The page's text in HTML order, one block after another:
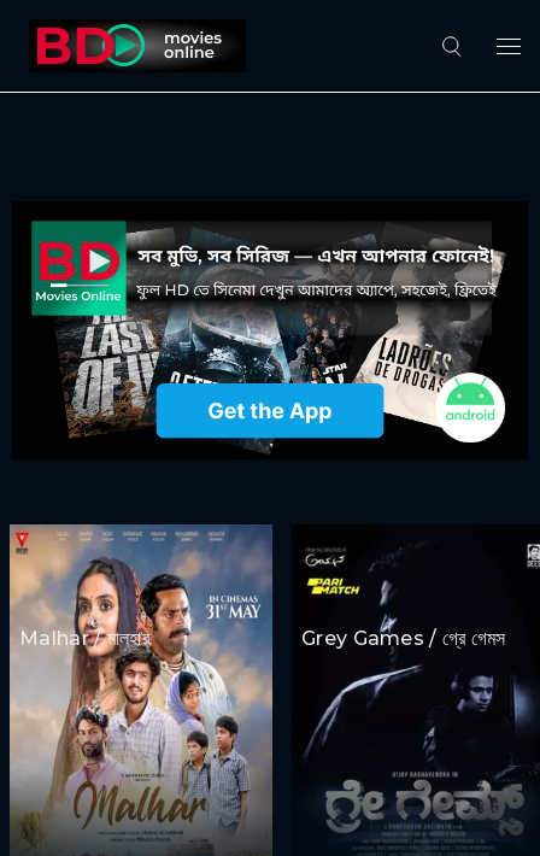
Malhar / মালহার Grey Games / গ্রে গেমস